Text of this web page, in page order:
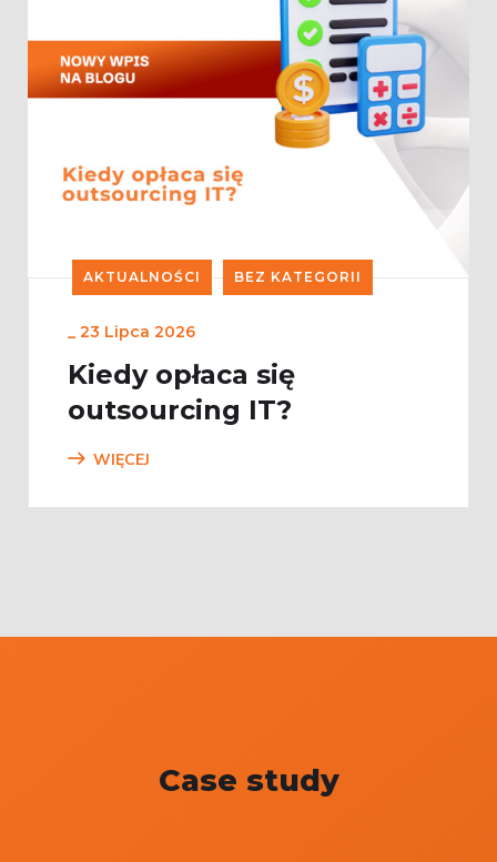
AKTUALNOŚCI BEZ KATEGORII
_ 23 Lipca 2026
Kiedy opłaca się
outsourcing IT?
WIĘCEJ
Case study